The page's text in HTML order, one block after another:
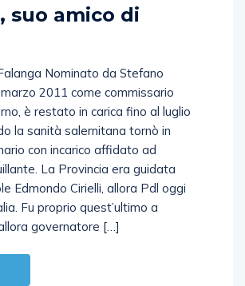
suo amico di
Nominato da Stefano
2011 come commissario
è restato in carica fino al luglio
la sanità salernitana tornò in
con incarico affidato ad
La Provincia era guidata
Edmondo Cirielli, allora Pdl oggi
Fu proprio quest’ultimo a
governatore […]